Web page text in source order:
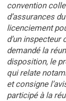
convention
d’assurances
licenciement
d’un
demandé la
disposition, le
qui relate
et consigne
participé à la